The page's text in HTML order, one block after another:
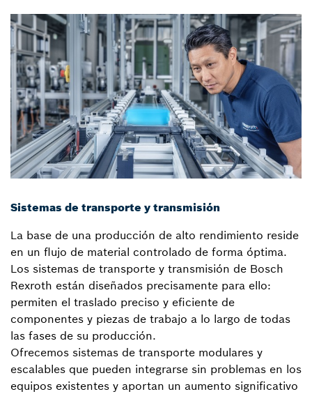
Sistemas de transporte y transmisión
La base de una producción de alto rendimiento reside
en un flujo de material controlado de forma óptima.
Los sistemas de transporte y transmisión de Bosch
Rexroth están diseñados precisamente para ello:
permiten el traslado preciso y eficiente de
componentes y piezas de trabajo a lo largo de todas
las fases de su producción.
Ofrecemos sistemas de transporte modulares y
escalables que pueden integrarse sin problemas en los
equipos existentes y aportan un aumento significativo